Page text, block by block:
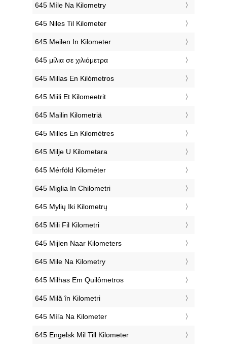
‎645 Míle Na Kilometry
‎645 Niles Til Kilometer
‎645 Meilen In Kilometer
‎645 μίλια σε χιλιόμετρα
‎645 Millas En Kilómetros
‎645 Miili Et Kilomeetrit
‎645 Mailin Kilometriä
‎645 Milles En Kilomètres
‎645 Milje U Kilometara
‎645 Mérföld Kilométer
‎645 Miglia In Chilometri
‎645 Mylių Iki Kilometrų
‎645 Mili Fil Kilometri
‎645 Mijlen Naar Kilometers
‎645 Mile Na Kilometry
‎645 Milhas Em Quilômetros
‎645 Milă în Kilometri
‎645 Míľa Na Kilometer
‎645 Engelsk Mil Till Kilometer